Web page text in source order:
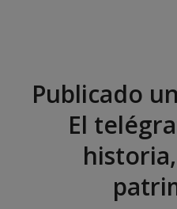
Publicado
El